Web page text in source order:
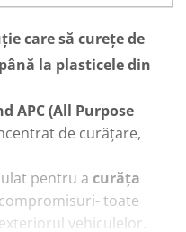
care să curețe de
la plasticele din
APC (All Purpose
de curățare,
pentru a curăța
toate
vehiculelor.